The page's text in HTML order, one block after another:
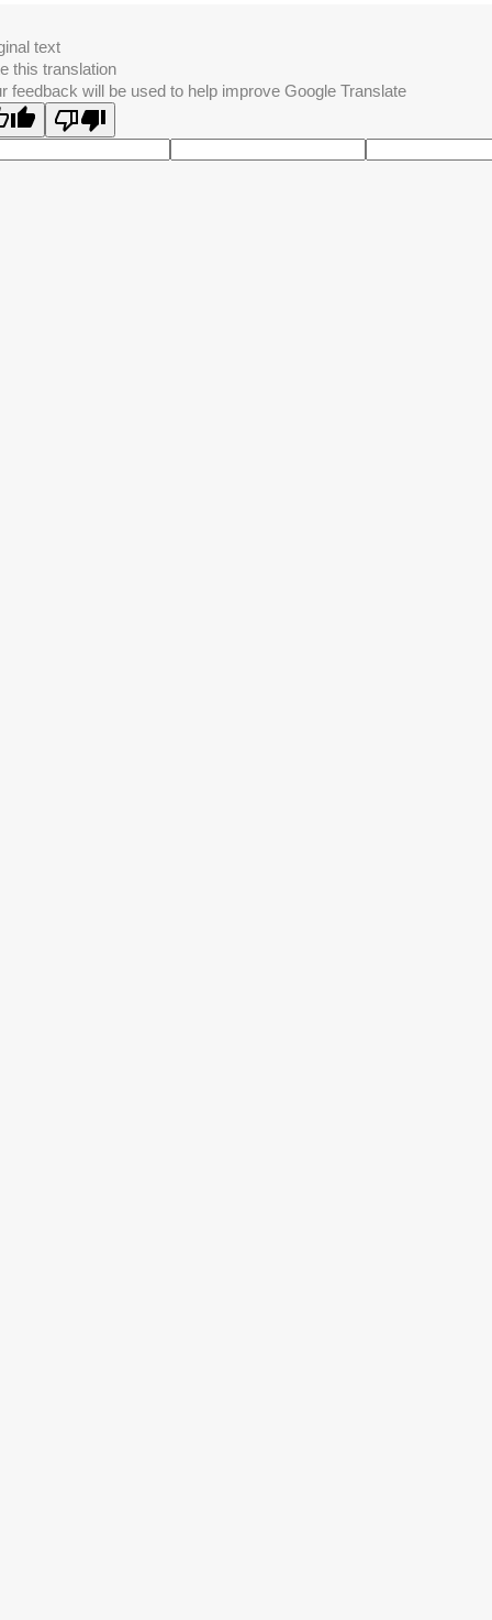
text
this translation
feedback will be used to help improve Google Translate